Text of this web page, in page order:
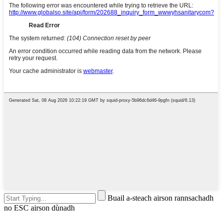
Buail a-steach airson rannsachadh
no ESC airson dùnadh